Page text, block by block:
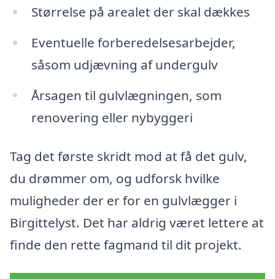
Størrelse på arealet der skal dækkes
Eventuelle forberedelsesarbejder,
såsom udjævning af undergulv
Årsagen til gulvlægningen, som
renovering eller nybyggeri
Tag det første skridt mod at få det gulv,
du drømmer om, og udforsk hvilke
muligheder der er for en gulvlægger i
Birgittelyst. Det har aldrig været lettere at
finde den rette fagmand til dit projekt.